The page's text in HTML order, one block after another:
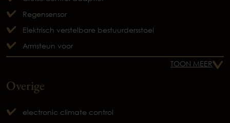
Regensensor
Elektrisch verstelbare bestuurdersstoel
Armsteun voor
TOON MEER
Overige
electronic climate control